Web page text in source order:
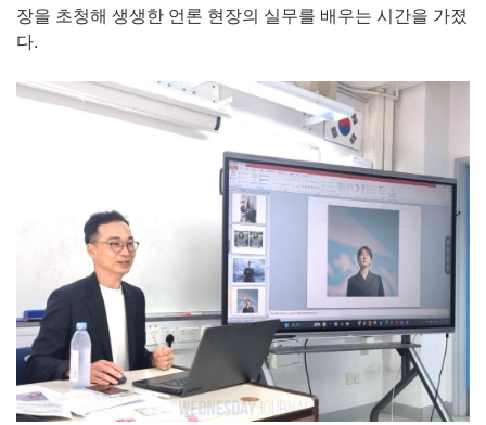
장을 초청해 생생한 언론 현장의 실무를 배우는 시간을 가졌
다.